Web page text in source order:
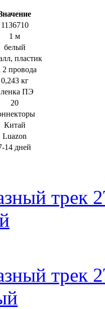
1136710
1 м
белый
пластик
2 провода
0,243 кг
ПЭ
20
Китай
Luazon
14 дней
трек
трек